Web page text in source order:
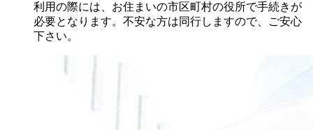
利用の際には、お住まいの市区町村の役所で手続きが
必要となります。不安な方は同行しますので、ご安心
下さい。